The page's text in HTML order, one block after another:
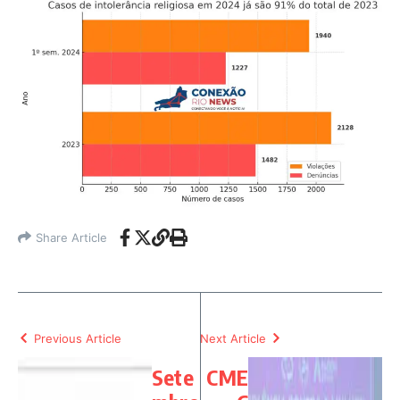
Share Article
Previous Article
Sete
Next Article
CME